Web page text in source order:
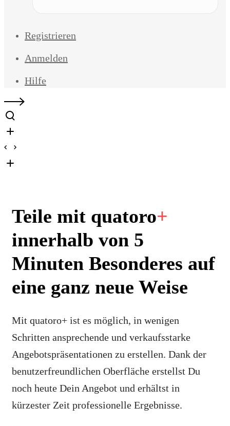
Registrieren
Anmelden
Hilfe
Teile mit quatoro+
innerhalb von 5
Minuten Besonderes auf
eine ganz neue Weise
Mit quatoro+ ist es möglich, in wenigen
Schritten ansprechende und verkaufsstarke
Angebotspräsentationen zu erstellen. Dank der
benutzerfreundlichen Oberfläche erstellst Du
noch heute Dein Angebot und erhältst in
kürzester Zeit professionelle Ergebnisse.